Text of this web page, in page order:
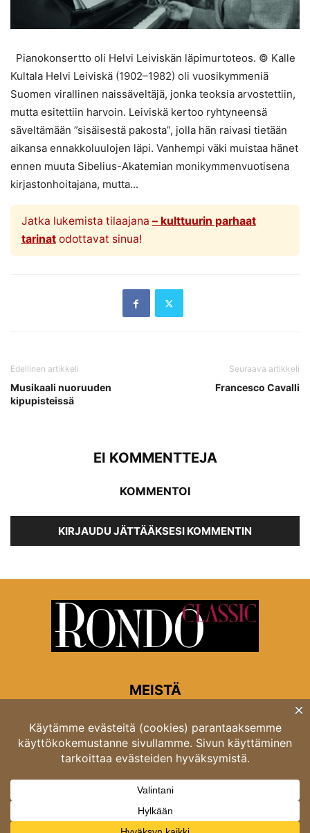
Pianokonsertto oli Helvi Leiviskän läpimurtoteos. © Kalle
Kultala Helvi Leiviskä (1902–1982) oli vuosikymmeniä
Suomen virallinen naissäveltäjä, jonka teoksia arvostettiin,
mutta esitettiin harvoin. Leiviskä kertoo ryhtyneensä
säveltämään ”sisäisestä pakosta”, jolla hän raivasi tietään
aikansa ennakkoluulojen läpi. Vanhempi väki muistaa hänet
ennen muuta Sibelius-Akatemian monikymmenvuotisena
kirjastonhoitajana, mutta...
Jatka lukemista tilaajana – kulttuurin parhaat
tarinatodottavat sinua!
Edellinen artikkeli
Musikaali nuoruuden
kipupisteissä
Seuraava artikkeli
Francesco Cavalli
EI KOMMENTTEJA
KOMMENTOI
KIRJAUDU JÄTTÄÄKSESI KOMMENTIN
MEISTÄ
Rondon toimitus
Opastinsilta 6A 00520 Helsinki
Asiakaspalvelu: puh. 03 4246 5318
asiakaspalvelu@rondo.fi
Ota meihin yhteyttä:toimitus@rondo.fi